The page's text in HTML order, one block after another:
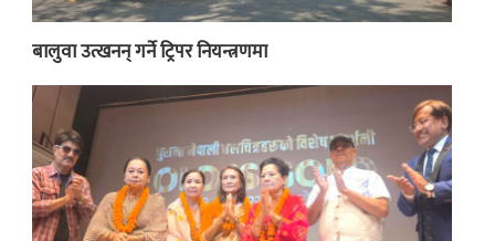
बालुवा उत्खनन् गर्ने ट्रिपर नियन्त्रणमा